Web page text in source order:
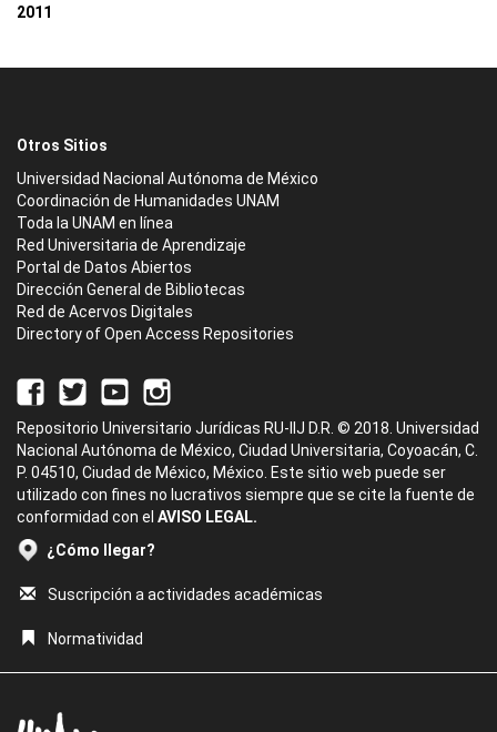
2011
Otros Sitios
Universidad Nacional Autónoma de México
Coordinación de Humanidades UNAM
Toda la UNAM en línea
Red Universitaria de Aprendizaje
Portal de Datos Abiertos
Dirección General de Bibliotecas
Red de Acervos Digitales
Directory of Open Access Repositories
Repositorio Universitario Jurídicas RU-IIJ D.R. © 2018. Universidad
Nacional Autónoma de México, Ciudad Universitaria, Coyoacán, C.
P. 04510, Ciudad de México, México. Este sitio web puede ser
utilizado con fines no lucrativos siempre que se cite la fuente de
conformidad con el AVISO LEGAL.
¿Cómo llegar?
Suscripción a actividades académicas
Normatividad